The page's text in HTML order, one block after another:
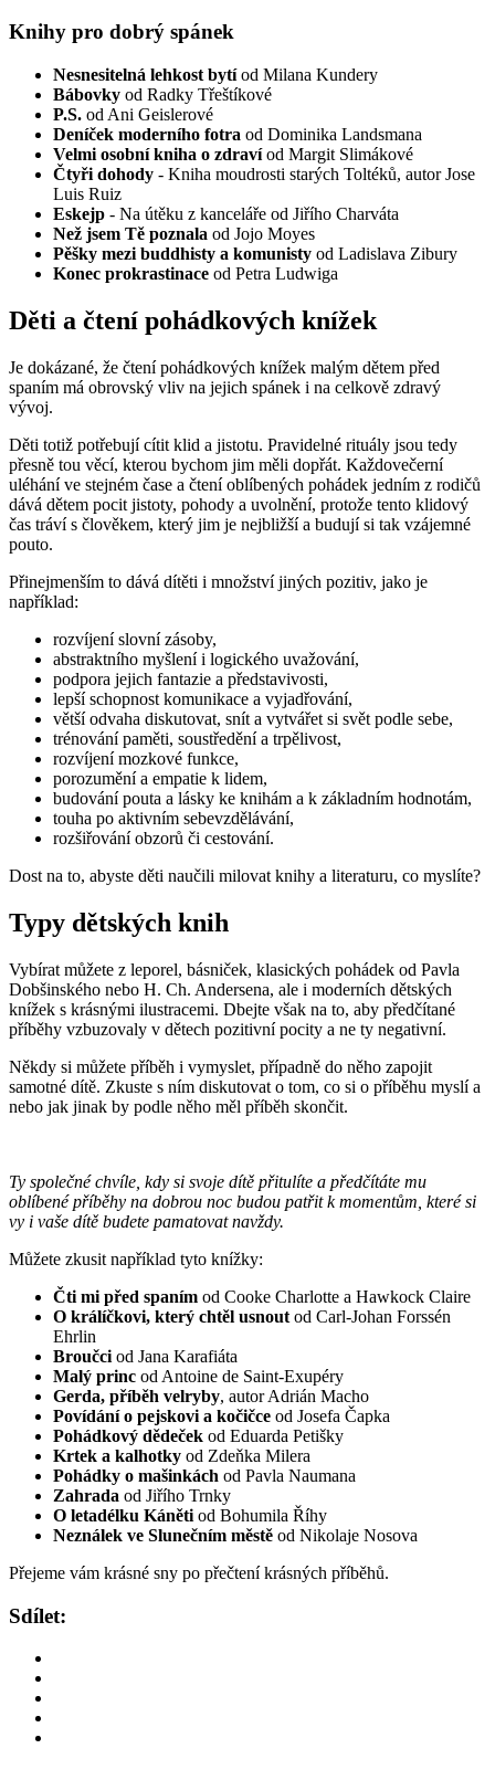
Knihy pro dobrý spánek
Nesnesitelná lehkost bytíod Milana Kundery
Bábovky od Radky Třeštíkové
P.S. od Ani Geislerové
Deníček moderního fotra od Dominika Landsmana
Velmi osobní kniha o zdravíod Margit Slimákové
Čtyři dohody - Kniha moudrosti starých Toltéků, autor Jose
Luis Ruiz
Eskejp - Na útěku z kanceláře od Jiřího Charváta
Než jsem Tě poznala od Jojo Moyes
Pěšky mezi buddhisty a komunisty od Ladislava Zibury
Konec prokrastinace od Petra Ludwiga
Děti a čtení pohádkových knížek
Je dokázané, že čtení pohádkových knížek malým dětem před
spaním má obrovský vliv na jejich spánek i na celkově zdravý
vývoj.
Děti totiž potřebují cítit klid a jistotu. Pravidelné rituály jsou tedy
přesně tou věcí, kterou bychom jim měli dopřát. Každovečerní
uléhání ve stejném čase a čtení oblíbených pohádek jedním z rodičů
dává dětem pocit jistoty, pohody a uvolnění, protože tento klidový
čas tráví s člověkem, který jim je nejbližší a budují si tak vzájemné
pouto.
Přinejmenším to dává dítěti i množství jiných pozitiv, jako je
například:
rozvíjení slovní zásoby,
abstraktního myšlení i logického uvažování,
podpora jejich fantazie a představivosti,
lepší schopnost komunikace a vyjadřování,
větší odvaha diskutovat, snít a vytvářet si svět podle sebe,
trénování paměti, soustředění a trpělivost,
rozvíjení mozkové funkce,
porozumění a empatie k lidem,
budování pouta a lásky ke knihám a k základním hodnotám,
touha po aktivním sebevzdělávání,
rozšiřování obzorů či cestování.
Dost na to, abyste děti naučili milovat knihy a literaturu, co myslíte?
Typy dětských knih
Vybírat můžete z leporel, básniček, klasických pohádek od Pavla
Dobšinského nebo H. Ch. Andersena, ale i moderních dětských
knížek s krásnými ilustracemi. Dbejte však na to, aby předčítané
příběhy vzbuzovaly v dětech pozitivní pocity a ne ty negativní.
Někdy si můžete příběh i vymyslet, případně do něho zapojit
samotné dítě. Zkuste s ním diskutovat o tom, co si o příběhu myslí a
nebo jak jinak by podle něho měl příběh skončit.
Ty společné chvíle, kdy si svoje dítě přitulíte a předčítáte mu
oblíbené příběhy na dobrou noc budou patřit k momentům, které si
vy i vaše dítě budete pamatovat navždy.
Můžete zkusit například tyto knížky:
Čti mi před spaním od Cooke Charlotte a Hawkock Claire
O králíčkovi, který chtěl usnout od Carl-Johan Forssén
Ehrlin
Broučci od Jana Karafiáta
Malý princ od Antoine de Saint-Exupéry
Gerda, příběh velryby, autor Adrián Macho
Povídání o pejskovi a kočičce od Josefa Čapka
Pohádkový dědeček od Eduarda Petišky
Krtek a kalhotky od Zdeňka Milera
Pohádky o mašinkách od Pavla Naumana
Zahrada od Jiřího Trnky
O letadélku Káněti od Bohumila Říhy
Neználek ve Slunečním městě od Nikolaje Nosova
Přejeme vám krásné sny po přečtení krásných příběhů.
Sdílet: